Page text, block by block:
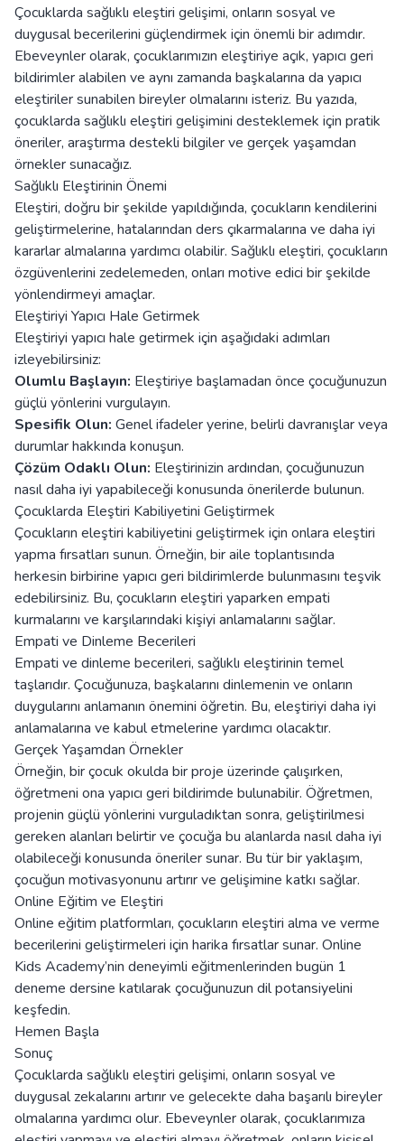
Çocuklarda sağlıklı eleştiri gelişimi, onların sosyal ve
duygusal becerilerini güçlendirmek için önemli bir adımdır.
Ebeveynler olarak, çocuklarımızın eleştiriye açık, yapıcı geri
bildirimler alabilen ve aynı zamanda başkalarına da yapıcı
eleştiriler sunabilen bireyler olmalarını isteriz. Bu yazıda,
çocuklarda sağlıklı eleştiri gelişimini desteklemek için pratik
öneriler, araştırma destekli bilgiler ve gerçek yaşamdan
örnekler sunacağız.
Sağlıklı Eleştirinin Önemi
Eleştiri, doğru bir şekilde yapıldığında, çocukların kendilerini
geliştirmelerine, hatalarından ders çıkarmalarına ve daha iyi
kararlar almalarına yardımcı olabilir. Sağlıklı eleştiri, çocukların
özgüvenlerini zedelemeden, onları motive edici bir şekilde
yönlendirmeyi amaçlar.
Eleştiriyi Yapıcı Hale Getirmek
Eleştiriyi yapıcı hale getirmek için aşağıdaki adımları
izleyebilirsiniz:
Olumlu Başlayın: Eleştiriye başlamadan önce çocuğunuzun
güçlü yönlerini vurgulayın.
Spesifik Olun: Genel ifadeler yerine, belirli davranışlar veya
durumlar hakkında konuşun.
Çözüm Odaklı Olun: Eleştirinizin ardından, çocuğunuzun
nasıl daha iyi yapabileceği konusunda önerilerde bulunun.
Çocuklarda Eleştiri Kabiliyetini Geliştirmek
Çocukların eleştiri kabiliyetini geliştirmek için onlara eleştiri
yapma fırsatları sunun. Örneğin, bir aile toplantısında
herkesin birbirine yapıcı geri bildirimlerde bulunmasını teşvik
edebilirsiniz. Bu, çocukların eleştiri yaparken empati
kurmalarını ve karşılarındaki kişiyi anlamalarını sağlar.
Empati ve Dinleme Becerileri
Empati ve dinleme becerileri, sağlıklı eleştirinin temel
taşlarıdır. Çocuğunuza, başkalarını dinlemenin ve onların
duygularını anlamanın önemini öğretin. Bu, eleştiriyi daha iyi
anlamalarına ve kabul etmelerine yardımcı olacaktır.
Gerçek Yaşamdan Örnekler
Örneğin, bir çocuk okulda bir proje üzerinde çalışırken,
öğretmeni ona yapıcı geri bildirimde bulunabilir. Öğretmen,
projenin güçlü yönlerini vurguladıktan sonra, geliştirilmesi
gereken alanları belirtir ve çocuğa bu alanlarda nasıl daha iyi
olabileceği konusunda öneriler sunar. Bu tür bir yaklaşım,
çocuğun motivasyonunu artırır ve gelişimine katkı sağlar.
Online Eğitim ve Eleştiri
Online eğitim platformları, çocukların eleştiri alma ve verme
becerilerini geliştirmeleri için harika fırsatlar sunar. Online
Kids Academy’nin deneyimli eğitmenlerinden bugün 1
deneme dersine katılarak çocuğunuzun dil potansiyelini
keşfedin.
Hemen Başla
Sonuç
Çocuklarda sağlıklı eleştiri gelişimi, onların sosyal ve
duygusal zekalarını artırır ve gelecekte daha başarılı bireyler
olmalarına yardımcı olur. Ebeveynler olarak, çocuklarımıza